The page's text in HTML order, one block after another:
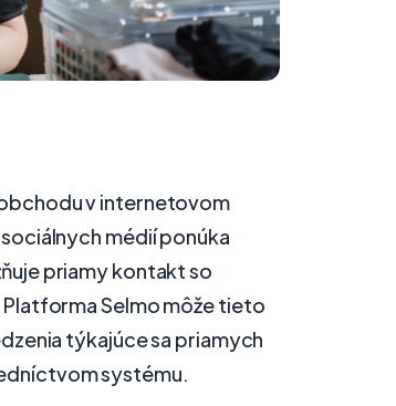
v internetovom
médií ponúka
priamy kontakt so
Selmo môže tieto
týkajúce sa priamych
systému.